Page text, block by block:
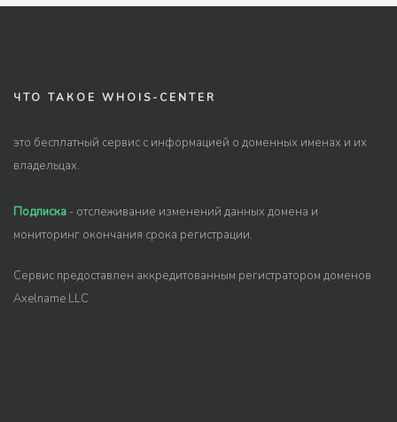
ЧТО ТАКОЕ WHOIS-CENTER
это бесплатный сервис с информацией о доменных именах и их
владельцах.
Подписка - отслеживание изменений данных домена и
мониторинг окончания срока регистрации.
Сервис предоставлен аккредитованным регистратором доменов
Axelname LLC